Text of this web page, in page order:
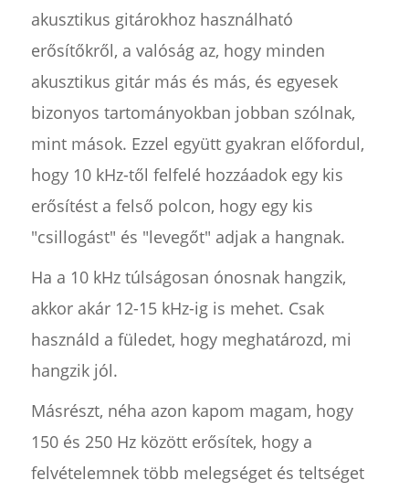
akusztikus gitárokhoz használható
erősítőkről, a valóság az, hogy minden
akusztikus gitár más és más, és egyesek
bizonyos tartományokban jobban szólnak,
mint mások. Ezzel együtt gyakran előfordul,
hogy 10 kHz-től felfelé hozzáadok egy kis
erősítést a felső polcon, hogy egy kis
"csillogást" és "levegőt" adjak a hangnak.
Ha a 10 kHz túlságosan ónosnak hangzik,
akkor akár 12-15 kHz-ig is mehet. Csak
használd a füledet, hogy meghatározd, mi
hangzik jól.
Másrészt, néha azon kapom magam, hogy
150 és 250 Hz között erősítek, hogy a
felvételemnek több melegséget és teltséget